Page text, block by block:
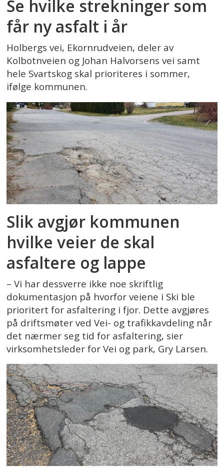
Se hvilke strekninger som
får ny asfalt i år
Holbergs vei, Ekornrudveien, deler av
Kolbotnveien og Johan Halvorsens vei samt
hele Svartskog skal prioriteres i sommer,
ifølge kommunen.
Slik avgjør kommunen
hvilke veier de skal
asfaltere og lappe
– Vi har dessverre ikke noe skriftlig
dokumentasjon på hvorfor veiene i Ski ble
prioritert for asfaltering i fjor. Dette avgjøres
på driftsmøter ved Vei- og trafikkavdeling når
det nærmer seg tid for asfaltering, sier
virksomhetsleder for Vei og park, Gry Larsen.